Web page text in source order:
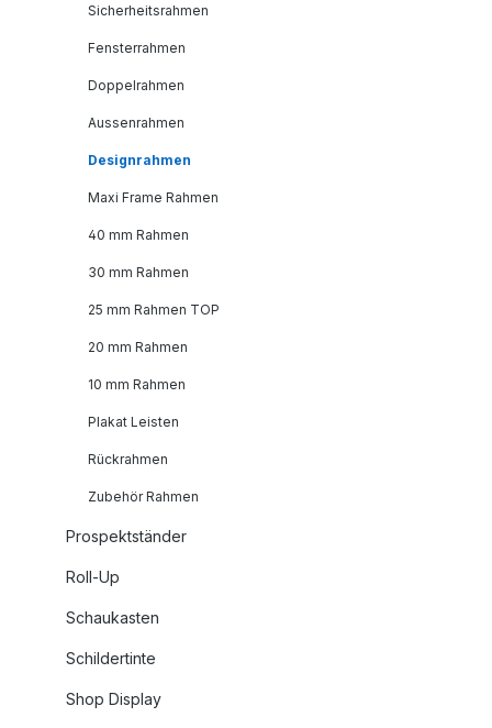
Sicherheitsrahmen
Fensterrahmen
Doppelrahmen
Aussenrahmen
Designrahmen
Maxi Frame Rahmen
40 mm Rahmen
30 mm Rahmen
25 mm Rahmen TOP
20 mm Rahmen
10 mm Rahmen
Plakat Leisten
Rückrahmen
Zubehör Rahmen
Prospektständer
Roll-Up
Schaukasten
Schildertinte
Shop Display